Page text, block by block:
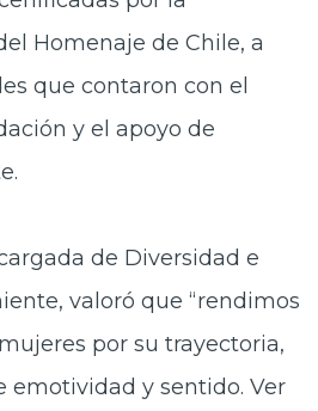
Homenaje de Chile, a
que contaron con el
y el apoyo de
de Diversidad e
valoró que “rendimos
por su trayectoria,
emotividad y sentido. Ver